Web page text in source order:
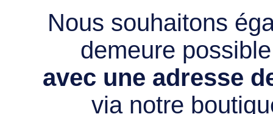
Nous souhaitons
demeure
avec une adresse
via notre